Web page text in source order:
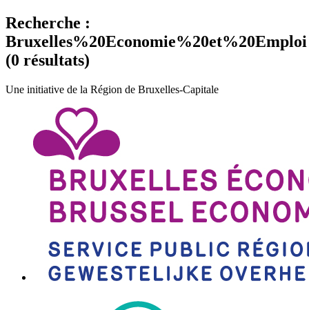
Recherche :
Bruxelles%20Economie%20et%20Emploi
(0 résultats)
Une initiative de la Région de Bruxelles-Capitale